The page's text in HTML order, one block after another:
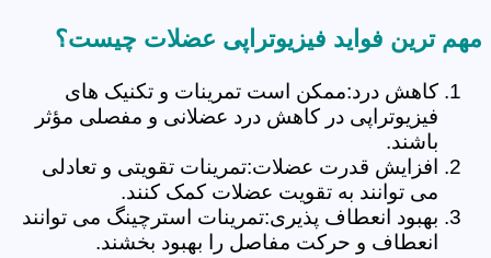
مهم ترین فواید فیزیوتراپی عضلات چیست؟
کاهش درد:ممکن است تمرینات و تکنیک های
فیزیوتراپی در کاهش درد عضلانی و مفصلی مؤثر
باشند.
افزایش قدرت عضلات:تمرینات تقویتی و تعادلی
می توانند به تقویت عضلات کمک کنند.
بهبود انعطاف پذیری:تمرینات استرچینگ می توانند
انعطاف و حرکت مفاصل را بهبود بخشند.